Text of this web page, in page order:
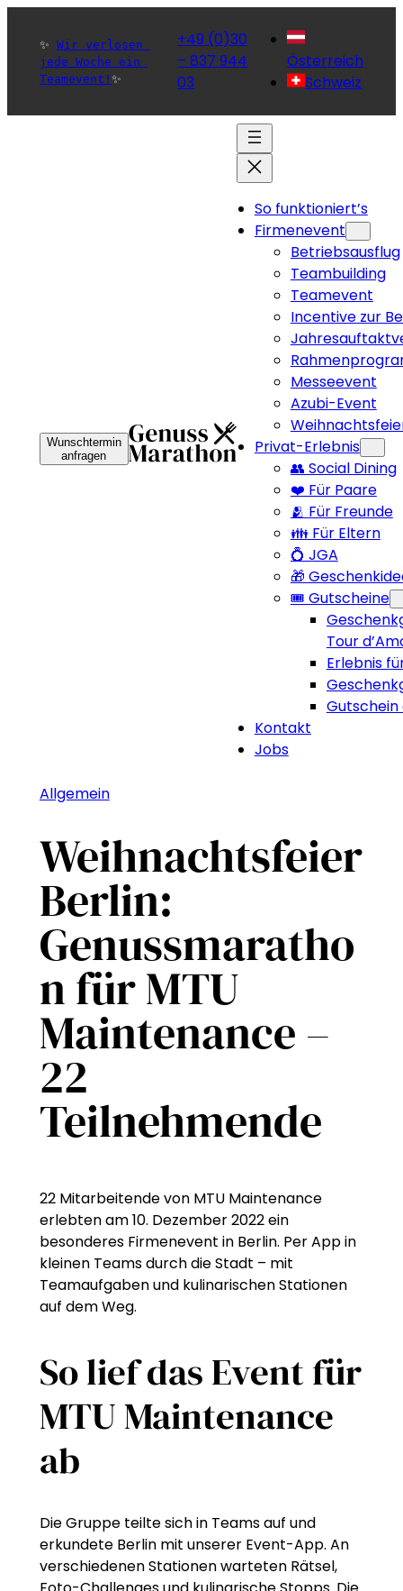
✨ Wir verlosen
jede Woche ein
Teamevent! ✨
+49 (0)30
– 837 944
03
Österreich
Schweiz
So funktioniert’s
Firmenevent
Betriebsausflug
Teambuilding
Teamevent
Incentive zur
Messeevent
Azubi-Event
Privat-Erlebnis
👥 Social Dining
❤️ Für Paare
🫂 Für Freunde
👪 Für Eltern
💍 JGA
🎁
🎟️ Gutscheine
Tour
Erlebnis
Gutschein
Kontakt
Jobs
Wunschtermin
anfragen
Allgemein
Weihnachtsfeier
Berlin:
Genussmaratho
n für MTU
Maintenance –
22
Teilnehmende
22 Mitarbeitende von MTU Maintenance
erlebten am 10. Dezember 2022 ein
besonderes Firmenevent in Berlin. Per App in
kleinen Teams durch die Stadt – mit
Teamaufgaben und kulinarischen Stationen
auf dem Weg.
So lief das Event für
MTU Maintenance
ab
Die Gruppe teilte sich in Teams auf und
erkundete Berlin mit unserer Event-App. An
verschiedenen Stationen warteten Rätsel,